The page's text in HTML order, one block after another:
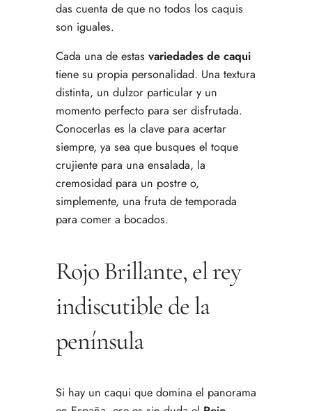
das cuenta de que no todos los caquis
son iguales.
Cada una de estas variedades de caqui
tiene su propia personalidad. Una textura
distinta, un dulzor particular y un
momento perfecto para ser disfrutada.
Conocerlas es la clave para acertar
siempre, ya sea que busques el toque
crujiente para una ensalada, la
cremosidad para un postre o,
simplemente, una fruta de temporada
para comer a bocados.
Rojo Brillante, el rey
indiscutible de la
península
Si hay un caqui que domina el panorama